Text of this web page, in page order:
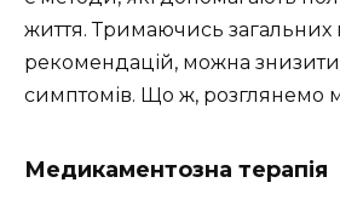
життя. Тримаючись загальних
рекомендацій, можна
симптомів. Що ж, розглянемо
Медикаментозна терапія